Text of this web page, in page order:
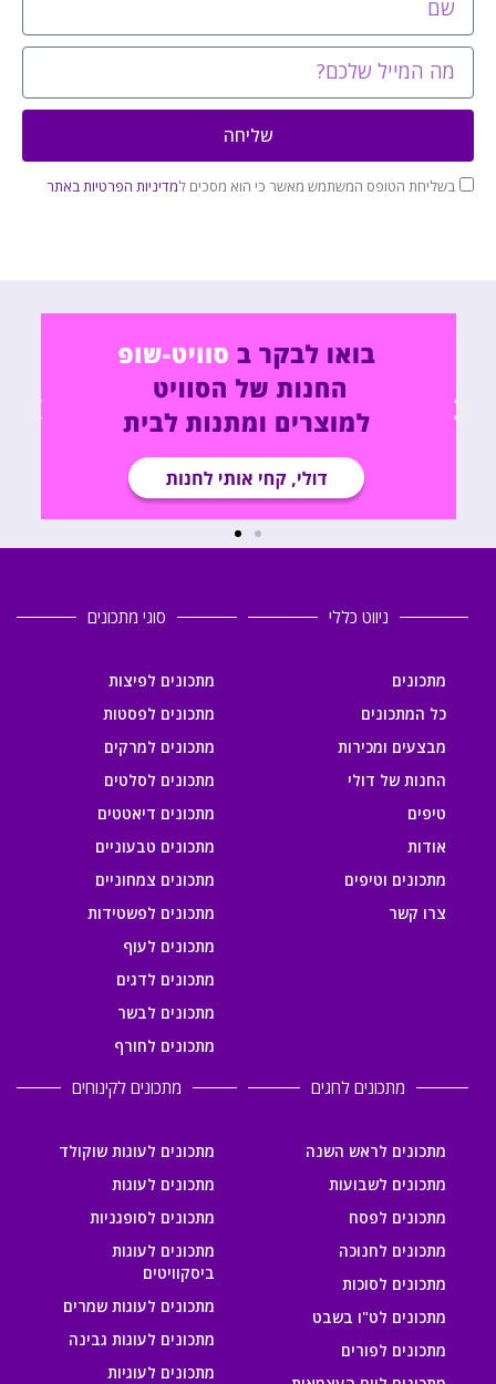
בשליחת הטופס המשתמש מאשר כי הוא מסכים למדיניות הפרטיות באתר
שליחה
ניווט כללי
מתכונים
כל המתכונים
מבצעים ומכירות
החנות של דולי
טיפים
אודות
מתכונים וטיפים
צרו קשר
סוגי מתכונים
מתכונים לפיצות
מתכונים לפסטות
מתכונים למרקים
מתכונים לסלטים
מתכונים דיאטטים
מתכונים טבעוניים
מתכונים צמחוניים
מתכונים לפשטידות
מתכונים לעוף
מתכונים לדגים
מתכונים לבשר
מתכונים לחורף
מתכונים לחגים
מתכונים לראש השנה
מתכונים לשבועות
מתכונים לפסח
מתכונים לחנוכה
מתכונים לסוכות
מתכונים לט"ו בשבט
מתכונים לפורים
מתכונים לקינוחים
מתכונים לעוגות שוקולד
מתכונים לעוגות
מתכונים לסופגניות
מתכונים לעוגות
ביסקוויטים
מתכונים לעוגות שמרים
מתכונים לעוגות גבינה
מתכונים לעוגיות